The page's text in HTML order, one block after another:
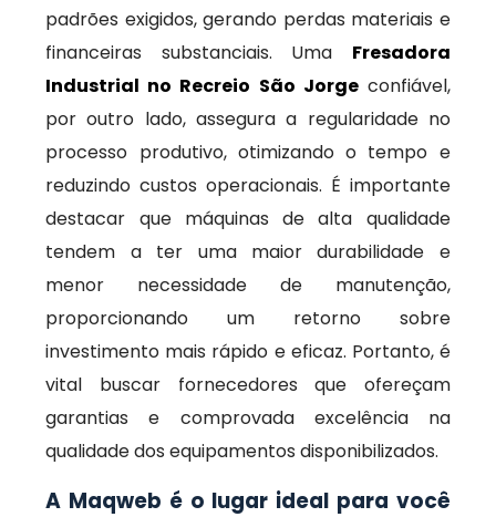
padrões exigidos, gerando perdas materiais e
financeiras substanciais. Uma Fresadora
Industrial no Recreio São Jorgeconfiável,
por outro lado, assegura a regularidade no
processo produtivo, otimizando o tempo e
reduzindo custos operacionais. É importante
destacar que máquinas de alta qualidade
tendem a ter uma maior durabilidade e
menor necessidade de manutenção,
proporcionando um retorno sobre
investimento mais rápido e eficaz. Portanto, é
vital buscar fornecedores que ofereçam
garantias e comprovada excelência na
qualidade dos equipamentos disponibilizados.
A Maqweb é o lugar ideal para você